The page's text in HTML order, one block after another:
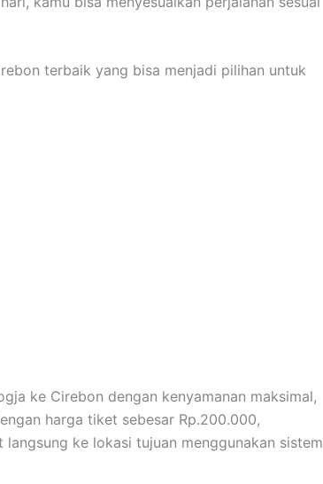
terbaik yang bisa menjadi pilihan untuk
ke Cirebon dengan kenyamanan maksimal,
harga tiket sebesar Rp.200.000,
ke lokasi tujuan menggunakan sistem